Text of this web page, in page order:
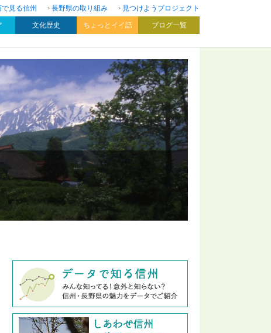
見る信州 長野県の取り組み
見つけようプロジェクト
文化歴史 ちょっとイイ話 ブログ一覧